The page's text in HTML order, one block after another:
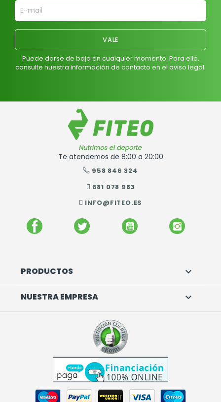
Puede darse de baja en cualquier momento. Para ello,
consulte nuestra información de contacto en el aviso legal.
Te atendemos de 8:00 a 20:00
958 846 324
681 078 983
INFO@FITEO.ES
FACEBOOK TWITTER YOUTUBE
PRODUCTOS 
NUESTRA EMPRESA 